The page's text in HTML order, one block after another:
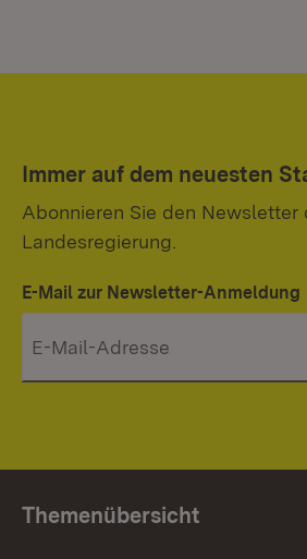
Immer auf dem neuesten
Abonnieren Sie den Newsletter
Landesregierung.
E-Mail zur Newsletter-Anmeldung
Themenübersicht